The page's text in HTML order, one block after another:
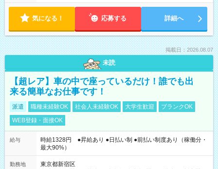
気になる！ 応募する 詳細へ
掲載日：2026.08.07
未読
【超レア】車の中で座っているだけ！誰でも出
来る簡単なお仕事です！
派遣 職種未経験OK 社会人未経験OK 大学生歓迎
ブランクOK
WEB登録・面接OK
給与
時給1328円 ●昇給あり ●日払い制 ●前払い制度あり（稼働分・
最大90%）
勤務地
東京都新宿区